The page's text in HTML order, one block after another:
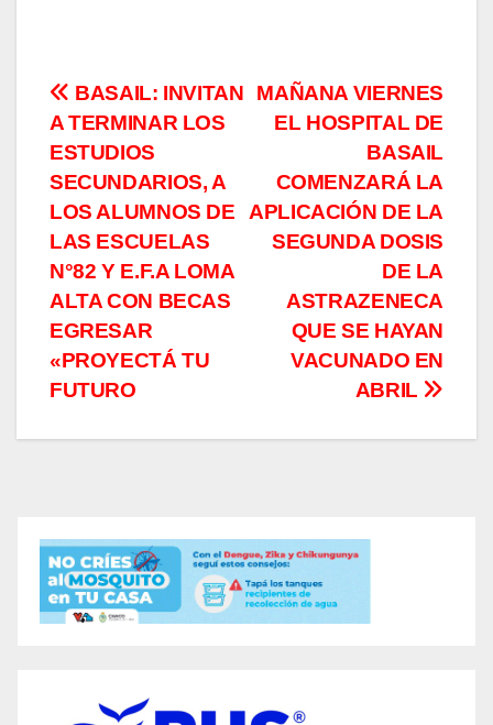
Navegación
de
entradas
MAÑANA VIERNES
EL HOSPITAL DE
BASAIL
COMENZARÁ LA
APLICACIÓN DE LA
SEGUNDA DOSIS
DE LA
ASTRAZENECA
QUE SE HAYAN
VACUNADO EN
ABRIL
BASAIL: INVITAN
A TERMINAR LOS
ESTUDIOS
SECUNDARIOS, A
LOS ALUMNOS DE
LAS ESCUELAS
N°82 Y E.F.A LOMA
ALTA CON BECAS
EGRESAR
«PROYECTÁ TU
FUTURO